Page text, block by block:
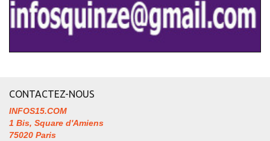
CONTACTEZ-NOUS
INFOS15.COM
1 Bis, Square d'Amiens
75020 Paris